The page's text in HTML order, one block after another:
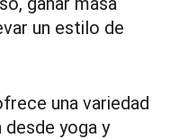
un estilo de
una variedad
desde yoga y